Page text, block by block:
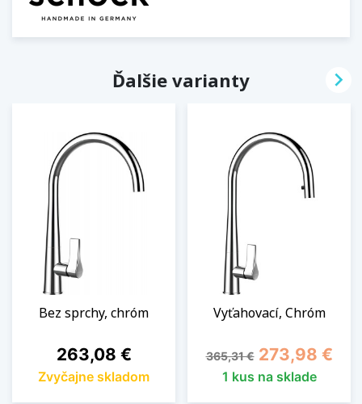
Ďalšie varianty
Bez sprchy, chróm
Cena
263,08 €
Zvyčajne skladom
Vyťahovací, Chróm
Základná cena
365,31 € Cena
273,98 €
1 kus na sklade
